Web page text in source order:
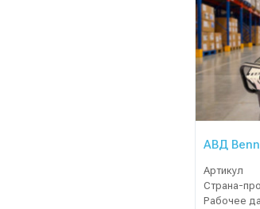
АВД
Артикул
Страна-